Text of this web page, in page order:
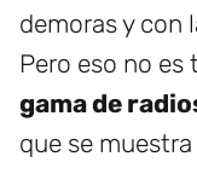
demoras y con
Pero eso no es
gama de
que se